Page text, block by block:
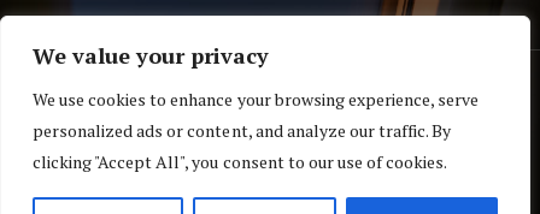
We value your privacy
We use cookies to enhance your browsing experience, serve
personalized ads or content, and analyze our traffic. By
clicking "Accept All", you consent to our use of cookies.
® Blog personal de Alex, Nerea, Turbo y
Koko |Política de privacidad y cookies
Top